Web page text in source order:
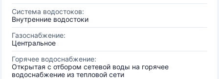
Система водостоков:
Внутренние водостоки
Газоснабжение:
Центральное
Горячее водоснабжение:
Открытая с отбором сетевой воды на горячее
водоснабжение из тепловой сети